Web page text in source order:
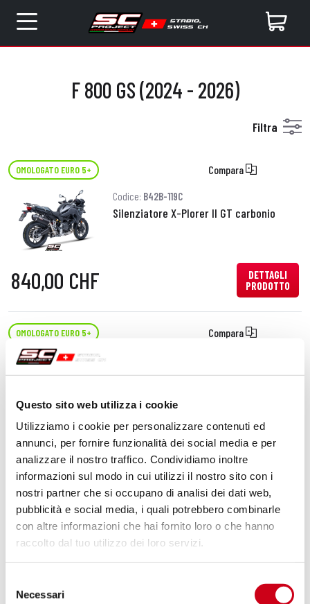
Questo sito web utilizza i cookie
Utilizziamo i cookie per personalizzare contenuti ed
annunci, per fornire funzionalità dei social media e per
analizzare il nostro traffico. Condividiamo inoltre
informazioni sul modo in cui utilizzi il nostro sito con i
nostri partner che si occupano di analisi dei dati web,
pubblicità e social media, i quali potrebbero combinarle
con altre informazioni che hai fornito loro o che hanno
raccolto dal tuo utilizzo dei loro servizi.
delNecessari
F 800 GS (2024 - 2026)
Filtra
OMOLOGATO EURO 5+ Compara
Codice: B42B-119C
Silenziatore X-Plorer II GT carbonio
840,00 CHF
DETTAGLI
PRODOTTO
OMOLOGATO EURO 5+ Compara
Silenziatore X-Plorer II GT titanio
840,00 CHF
PRODOTTO